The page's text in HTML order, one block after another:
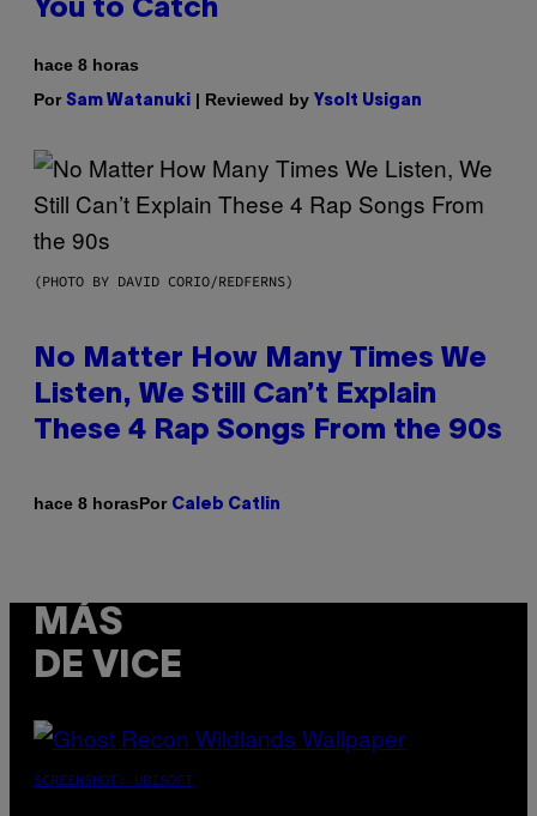
You to Catch
hace 8 horas
Por Sam Watanuki | Reviewed by Ysolt Usigan
(PHOTO BY DAVID CORIO/REDFERNS)
No Matter How Many Times We
Listen, We Still Can’t Explain
These 4 Rap Songs From the 90s
hace 8 horasPor Caleb Catlin
MÁS
DE VICE
SCREENSHOT: UBISOFT